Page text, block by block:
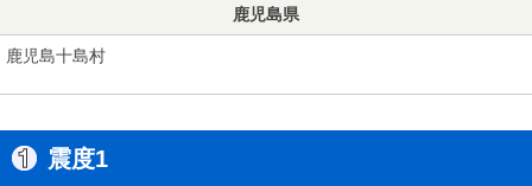
鹿児島県
鹿児島十島村
震度1